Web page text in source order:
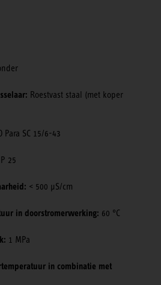
Roestvast staal (met koper
Para SC 15/6-43
IP 25
< 500 μS/cm
in doorstromerwerking: 60 °C
1 MPa
in combinatie met